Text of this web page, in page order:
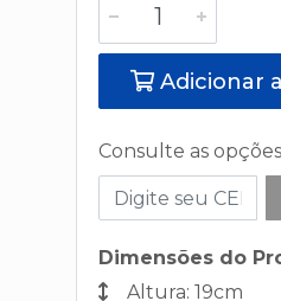
Adicionar
Consulte as
Dimensões do
Altura: 19cm